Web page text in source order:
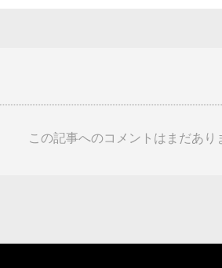
この記事へのコメントはまだあり